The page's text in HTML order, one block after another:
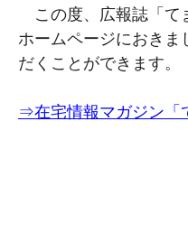
この度、広報誌「て
ホームページにおきま
だくことができます。
⇒在宅情報マガジン「